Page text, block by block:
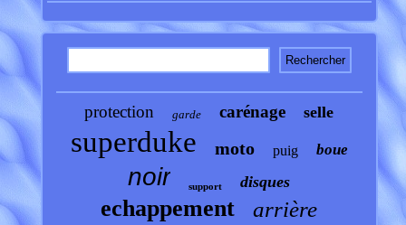
protection garde carénage selle
superduke moto puig boue
noir support disques
echappement arrière